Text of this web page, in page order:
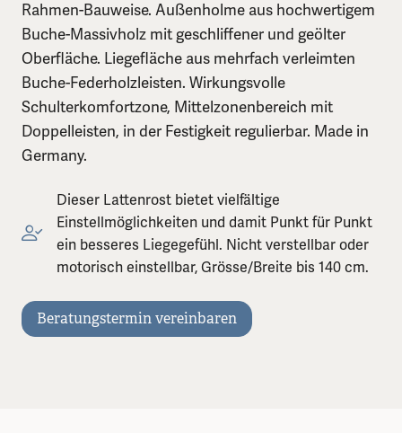
Rahmen-Bauweise. Außenholme aus hochwertigem
Buche-Massivholz mit geschliffener und geölter
Oberfläche. Liegefläche aus mehrfach verleimten
Buche-Federholzleisten. Wirkungsvolle
Schulterkomfortzone, Mittelzonenbereich mit
Doppelleisten, in der Festigkeit regulierbar. Made in
Germany.
Dieser Lattenrost bietet vielfältige
Einstellmöglichkeiten und damit Punkt für Punkt
ein besseres Liegegefühl. Nicht verstellbar oder
motorisch einstellbar, Grösse/Breite bis 140 cm.
Beratungstermin vereinbaren